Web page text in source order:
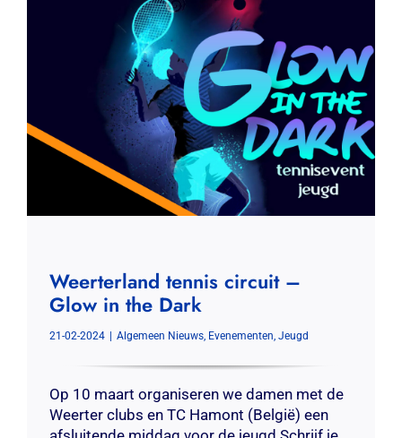
Weerterland tennis circuit –
Glow in the Dark
21-02-2024 Algemeen Nieuws, Evenementen, Jeugd
Op 10 maart organiseren we damen met de
Weerter clubs en TC Hamont (België) een